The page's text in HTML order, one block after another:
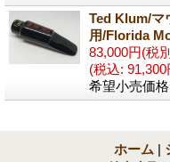
Ted Klum/マ
用/Florida
83,000円(税
(税込: 91,300
希望小売価格
ホーム |